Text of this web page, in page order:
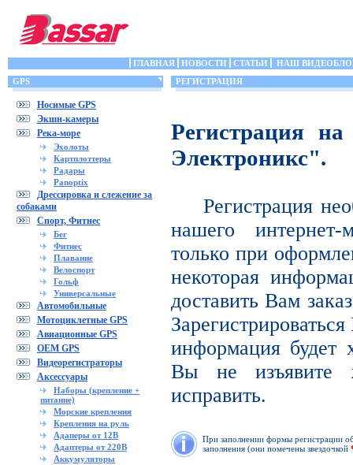
ГЛАВНАЯ НОВОСТИ СТАТЬИ
НАШ
GPS
Носимые GPS
Экшн-камеры
Река-море
Эхолоты
Картплоттеры
Радары
Panoptix
Дрессировка и слежение за
собаками
Спорт, Фитнес
Бег
Фитнес
Плавание
Велоспорт
Гольф
Универсальные
Автомобильные
Мотоциклетные GPS
Авиационные GPS
OEM GPS
Видеорегистраторы
Аксессуары
Наборы (крепление +
питание)
Морские крепления
Крепления на руль
Адаперы от 12В
Адаптеры от 220В
Аккумуляторы
РЕГИСТРАЦИЯ
Регистрация
Электроникс".
Регистрация
нашего интернет-
только при
некоторая
доставить Вам
информация будет
Вы не изъявите
исправить.
При заполнении формы регистрации
заполнения (они помечены звездочкой